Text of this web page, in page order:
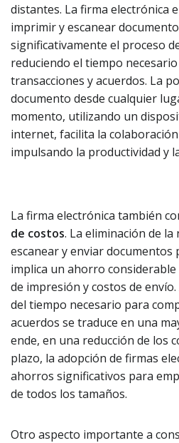
distantes. La firma electrónica
imprimir y escanear
significativamente el proceso
reduciendo el tiempo
transacciones y acuerdos. La
documento desde cualquier
momento, utilizando un
internet, facilita la
impulsando la productividad y
La firma electrónica también
de costos. La eliminación de
escanear y enviar
implica un ahorro
de impresión y costos de
del tiempo necesario para
acuerdos se traduce en una
ende, en una reducción de los
plazo, la adopción de firmas
ahorros significativos para
de todos los tamaños.
Otro aspecto importante a